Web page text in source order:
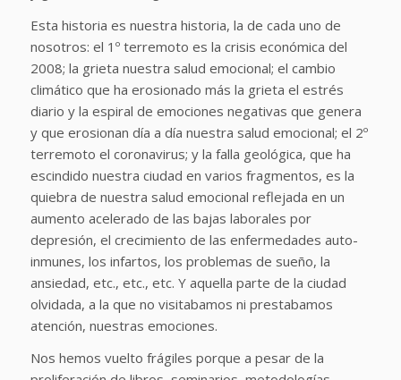
Esta historia es nuestra historia, la de cada uno de
nosotros: el 1º terremoto es la crisis económica del
2008; la grieta nuestra salud emocional; el cambio
climático que ha erosionado más la grieta el estrés
diario y la espiral de emociones negativas que genera
y que erosionan día a día nuestra salud emocional; el 2º
terremoto el coronavirus; y la falla geológica, que ha
escindido nuestra ciudad en varios fragmentos, es la
quiebra de nuestra salud emocional reflejada en un
aumento acelerado de las bajas laborales por
depresión, el crecimiento de las enfermedades auto-
inmunes, los infartos, los problemas de sueño, la
ansiedad, etc., etc., etc. Y aquella parte de la ciudad
olvidada, a la que no visitabamos ni prestabamos
atención, nuestras emociones.
Nos hemos vuelto frágiles porque a pesar de la